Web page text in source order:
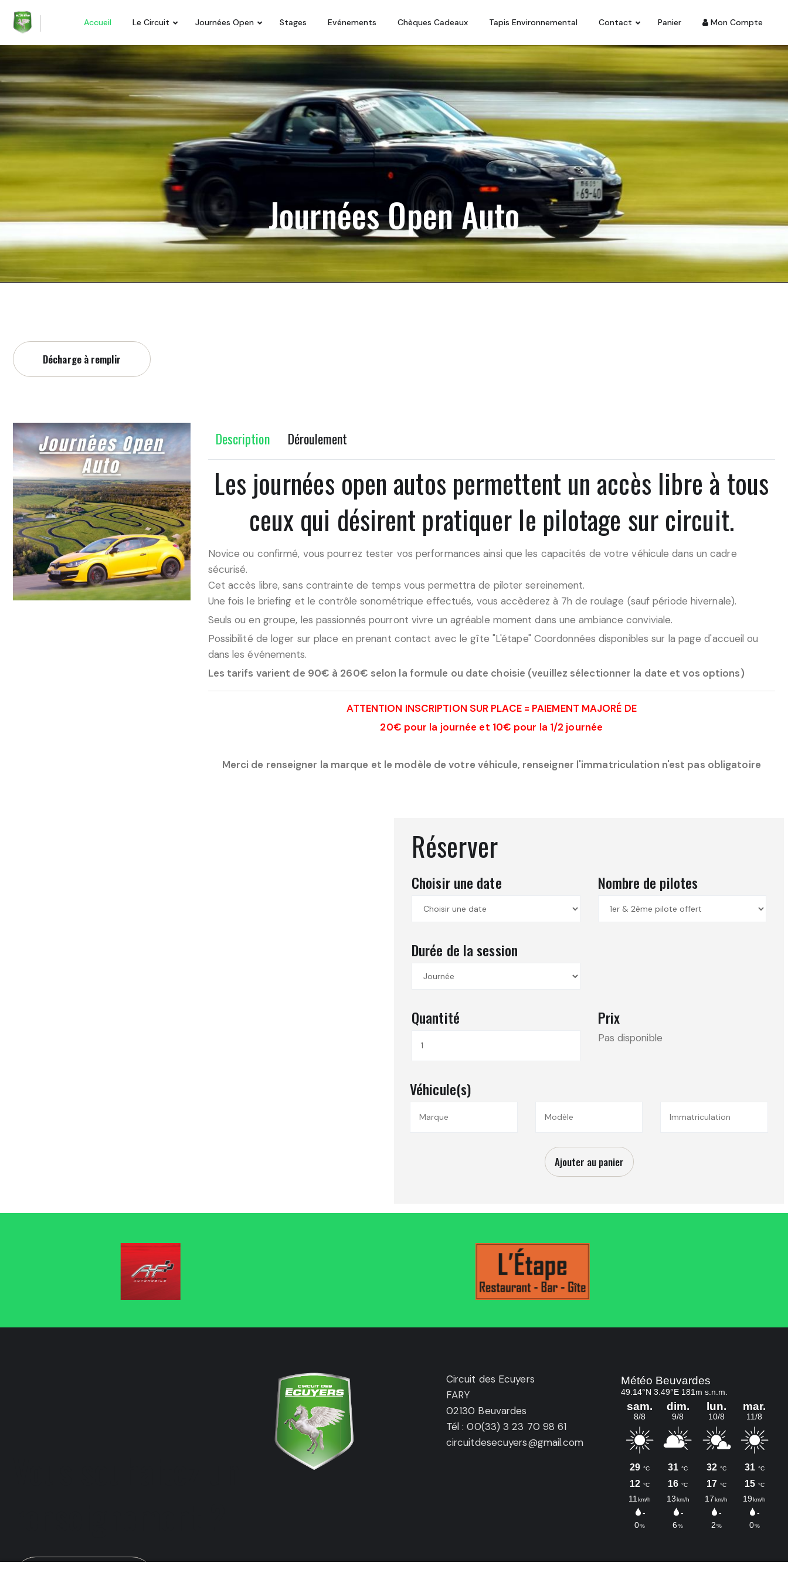
Accueil Le Circuit Journées Open Stages Evénements Chèques Cadeaux Tapis Environnemental Contact Panier Mon Compte
Journées Open Auto
Décharge à remplir
Description Déroulement
Les journées open autos permettent un accès libre à tous
ceux qui désirent pratiquer le pilotage sur circuit.
Novice ou confirmé, vous pourrez tester vos performances ainsi que les capacités de votre véhicule dans un cadre
sécurisé.
Cet accès libre, sans contrainte de temps vous permettra de piloter sereinement.
Une fois le briefing et le contrôle sonométrique effectués, vous accèderez à 7h de roulage (sauf période hivernale).
Seuls ou en groupe, les passionnés pourront vivre un agréable moment dans une ambiance conviviale.
Possibilité de loger sur place en prenant contact avec le gîte "L'étape" Coordonnées disponibles sur la page d'accueil ou
dans les événements.
Les tarifs varient de 90€ à 260€ selon la formule ou date choisie (veuillez sélectionner la date et vos options)
ATTENTION INSCRIPTION SUR PLACE = PAIEMENT MAJORÉ DE
20€ pour la journée et 10€ pour la 1/2 journée
Merci de renseigner la marque et le modèle de votre véhicule, renseigner l'immatriculation n'est pas obligatoire
Réserver
Choisir une date Nombre de pilotes
Durée de la session
Quantité Prix
Pas disponible
Véhicule(s)
Circuit des Ecuyers
FARY
02130 Beuvardes
Tél : 00(33) 3 23 70 98 61
circuitdesecuyers@gmail.com